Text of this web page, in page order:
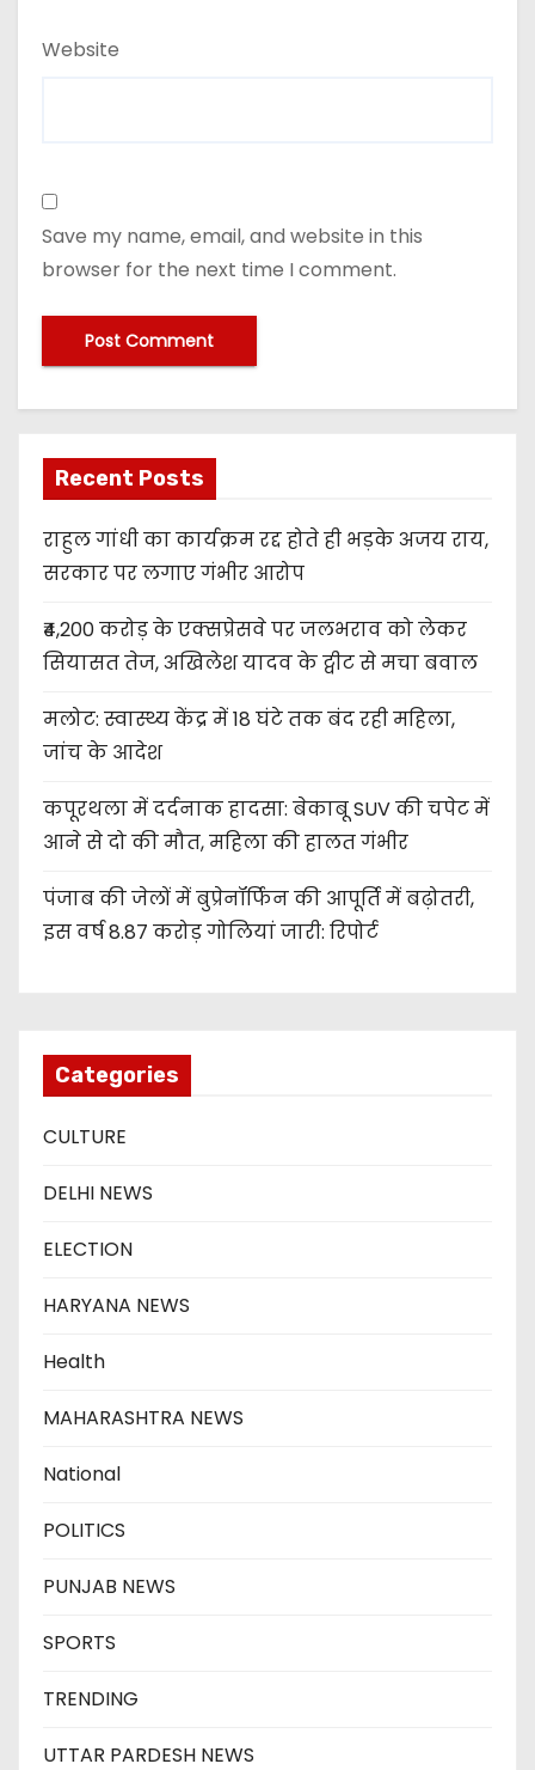
Website
Save my name, email, and website in this
browser for the next time I comment.
Recent Posts
राहुल गांधी का कार्यक्रम रद्द होते ही भड़के अजय राय,
सरकार पर लगाए गंभीर आरोप
₹4,200 करोड़ के एक्सप्रेसवे पर जलभराव को लेकर
सियासत तेज, अखिलेश यादव के ट्वीट से मचा बवाल
मलोट: स्वास्थ्य केंद्र में 18 घंटे तक बंद रही महिला,
जांच के आदेश
कपूरथला में दर्दनाक हादसा: बेकाबू SUV की चपेट में
आने से दो की मौत, महिला की हालत गंभीर
पंजाब की जेलों में बुप्रेनॉर्फिन की आपूर्ति में बढ़ोतरी,
इस वर्ष 8.87 करोड़ गोलियां जारी: रिपोर्ट
Categories
CULTURE
DELHI NEWS
ELECTION
HARYANA NEWS
Health
MAHARASHTRA NEWS
National
POLITICS
PUNJAB NEWS
SPORTS
TRENDING
UTTAR PARDESH NEWS